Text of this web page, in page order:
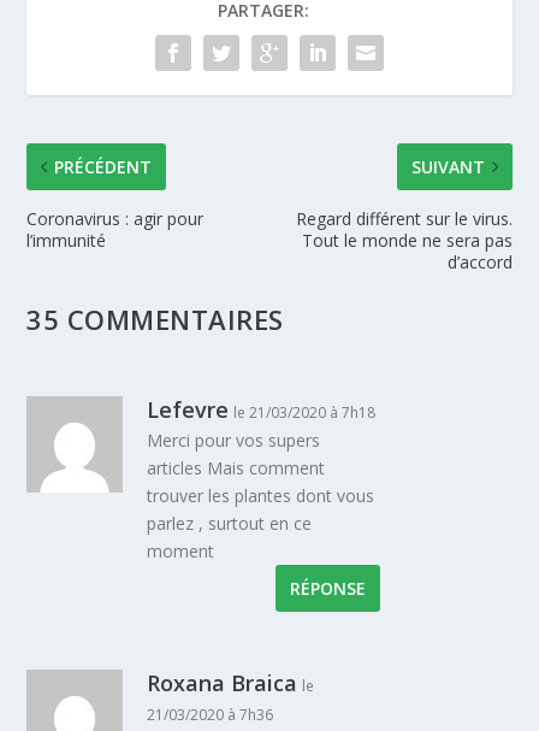
PARTAGER:
PRÉCÉDENT
Coronavirus : agir pour
l’immunité
SUIVANT
Regard différent sur le virus.
Tout le monde ne sera pas
d’accord
35 COMMENTAIRES
Lefevre le 21/03/2020 à 7h18
Merci pour vos supers
articles Mais comment
trouver les plantes dont vous
parlez , surtout en ce
moment
RÉPONSE
Roxana Braica le
21/03/2020 à 7h36